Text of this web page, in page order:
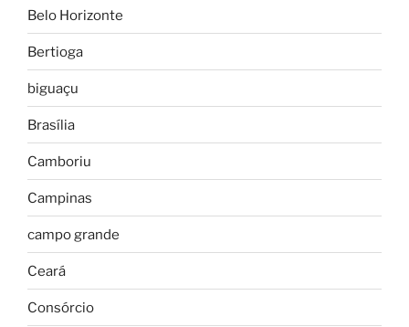
Belo Horizonte
Bertioga
biguaçu
Brasília
Camboriu
Campinas
campo grande
Ceará
Consórcio